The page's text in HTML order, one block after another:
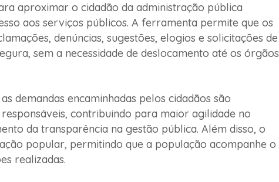
aproximar o cidadão da administração pública
aos serviços públicos. A ferramenta permite que os
denúncias, sugestões, elogios e solicitações de
sem a necessidade de deslocamento até os órgãos
demandas encaminhadas pelos cidadãos são
contribuindo para maior agilidade no
da transparência na gestão pública. Além disso, o
popular, permitindo que a população acompanhe o
realizadas.